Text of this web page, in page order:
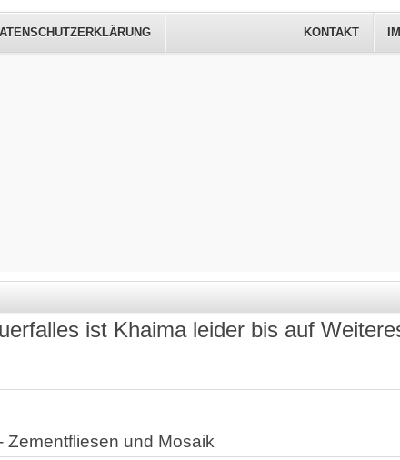
KONTAKT
ist Khaima leider bis auf
Zementfliesen und Mosaik